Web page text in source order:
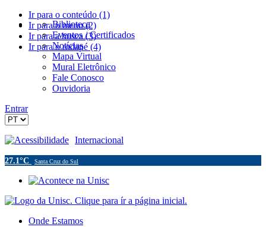
Ir para o conteúdo (1)
Ir para o menu (2)
Ir para a busca (3)
Ir para o rodapé (4)
Biblioteca
Eventos / Certificados
Notícias
Mapa Virtual
Mural Eletrônico
Fale Conosco
Ouvidoria
Entrar
Acessibilidade Internacional
27.1°C Santa Cruz do Sul
Onde Estamos